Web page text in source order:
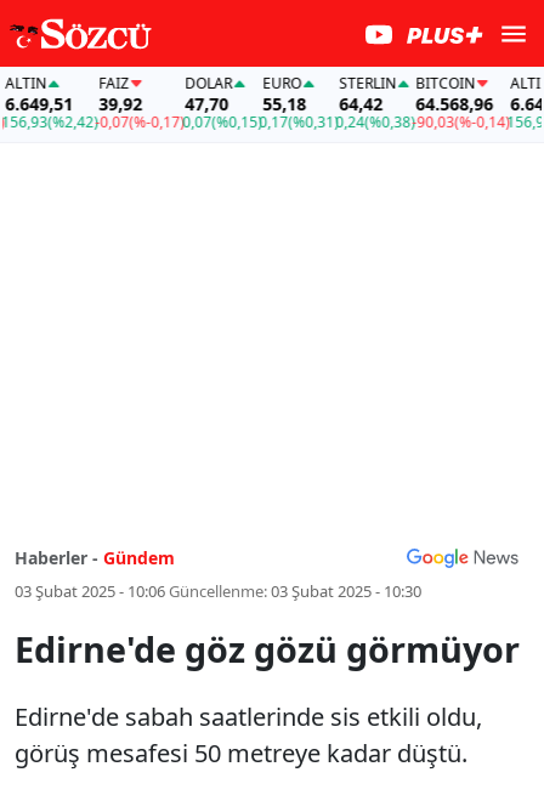
(%2,42)
FAİZ
39,92
-0,07(%-0,17)
DOLAR
47,70
0,07(%0,15)
EURO
55,18
0,17(%0,31)
STERLIN
64,42
0,24(%0,38)
BITCOIN
64.568,96
-90,03(%-0,14)
ALTIN
156,93
Haberler - Gündem
03 Şubat 2025 - 10:06Güncellenme:03 Şubat 2025 - 10:30
Edirne'de göz gözü görmüyor
Edirne'de sabah saatlerinde sis etkili oldu,
görüş mesafesi 50 metreye kadar düştü.